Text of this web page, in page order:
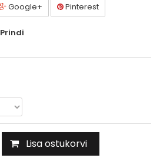
Google+ Pinterest
Prindi
Lisa ostukorvi